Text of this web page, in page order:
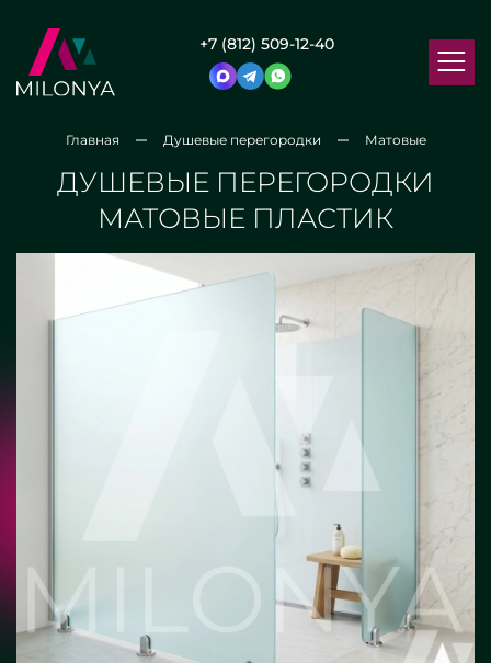
+7 (812) 509-12-40
Главная Душевые перегородки Матовые
ДУШЕВЫЕ ПЕРЕГОРОДКИ
МАТОВЫЕ ПЛАСТИК